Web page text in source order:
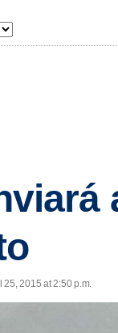
25, 2015 at 2:50 p.m.